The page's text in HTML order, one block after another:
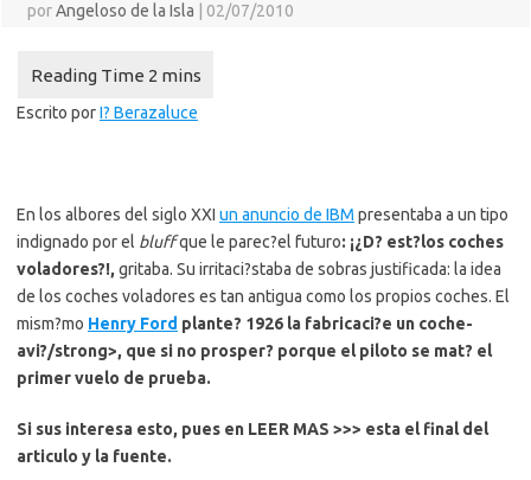
porAngeloso de la Isla 02/07/2010
Escrito porI? Berazaluce
En los albores del siglo XXI un anuncio de IBM presentaba a un tipo
indignado por el bluffque le parec?el futuro: ¡¿D? est?los coches
voladores?!, gritaba. Su irritaci?staba de sobras justificada: la idea
de los coches voladores es tan antigua como los propios coches. El
mism?mo Henry Ford plante? 1926 la fabricaci?e un coche-
avi?/strong>, que si no prosper? porque el piloto se mat? el
primer vuelo de prueba.
Si sus interesa esto, pues en LEER MAS >>> esta el final del
articulo y la fuente.